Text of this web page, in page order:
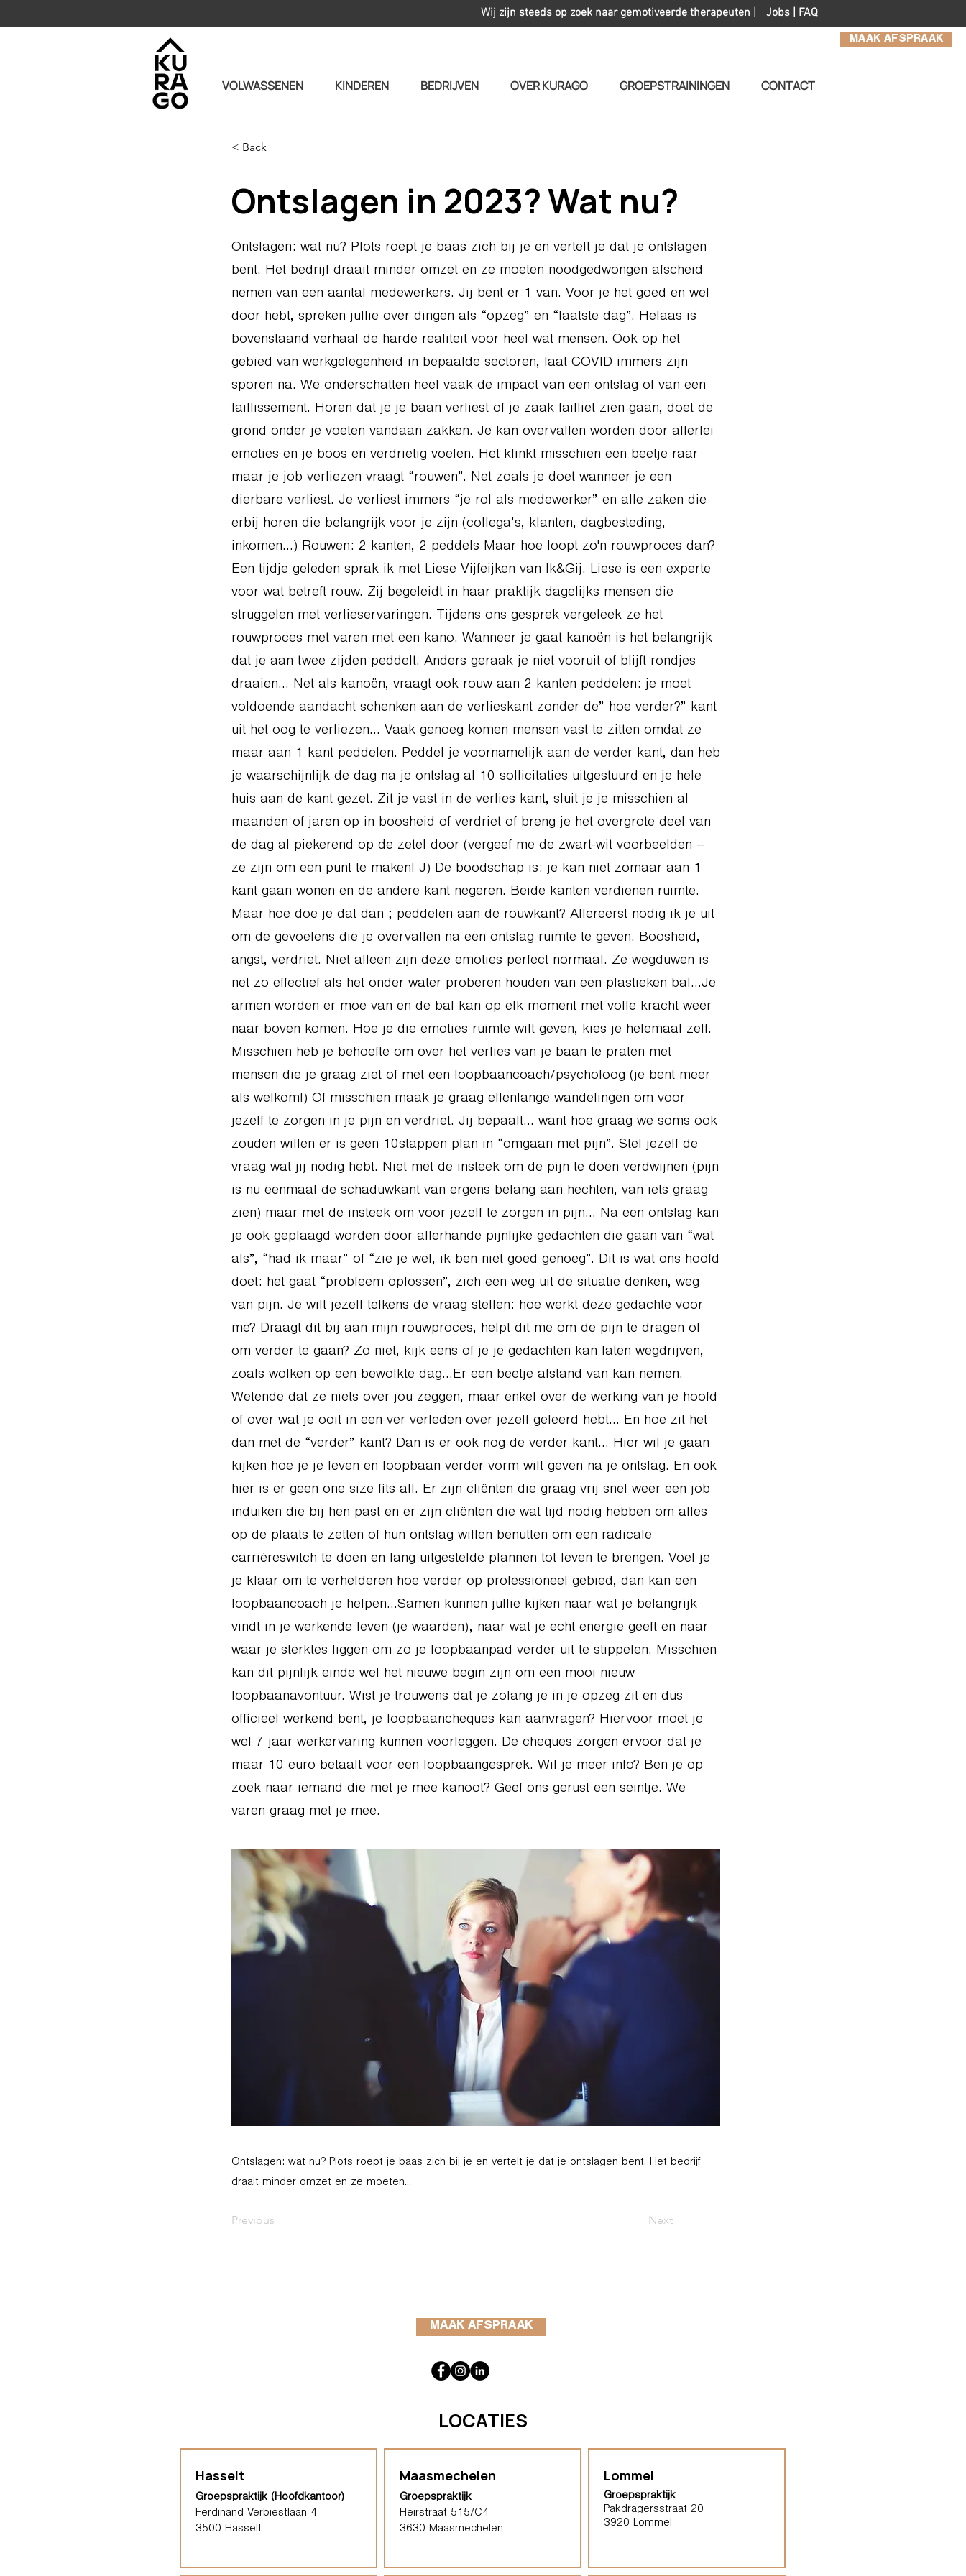
MAAK AFSPRAAK
Jobs | FAQ
Wij zijn steeds op zoek naar gemotiveerde therapeuten |
VOLWASSENEN KINDEREN BEDRIJVEN OVER KURAGO GROEPSTRAININGEN CONTACT
< Back
Ontslagen in 2023? Wat nu?
Ontslagen: wat nu? Plots roept je baas zich bij je en vertelt je dat je ontslagen
bent. Het bedrijf draait minder omzet en ze moeten noodgedwongen afscheid
nemen van een aantal medewerkers. Jij bent er 1 van. Voor je het goed en wel
door hebt, spreken jullie over dingen als “opzeg” en “laatste dag”. Helaas is
bovenstaand verhaal de harde realiteit voor heel wat mensen. Ook op het
gebied van werkgelegenheid in bepaalde sectoren, laat COVID immers zijn
sporen na. We onderschatten heel vaak de impact van een ontslag of van een
faillissement. Horen dat je je baan verliest of je zaak failliet zien gaan, doet de
grond onder je voeten vandaan zakken. Je kan overvallen worden door allerlei
emoties en je boos en verdrietig voelen. Het klinkt misschien een beetje raar
maar je job verliezen vraagt “rouwen”. Net zoals je doet wanneer je een
dierbare verliest. Je verliest immers “je rol als medewerker” en alle zaken die
erbij horen die belangrijk voor je zijn (collega’s, klanten, dagbesteding,
inkomen…) Rouwen: 2 kanten, 2 peddels Maar hoe loopt zo'n rouwproces dan?
Een tijdje geleden sprak ik met Liese Vijfeijken van Ik&Gij. Liese is een experte
voor wat betreft rouw. Zij begeleidt in haar praktijk dagelijks mensen die
struggelen met verlieservaringen. Tijdens ons gesprek vergeleek ze het
rouwproces met varen met een kano. Wanneer je gaat kanoën is het belangrijk
dat je aan twee zijden peddelt. Anders geraak je niet vooruit of blijft rondjes
draaien… Net als kanoën, vraagt ook rouw aan 2 kanten peddelen: je moet
voldoende aandacht schenken aan de verlieskant zonder de” hoe verder?” kant
uit het oog te verliezen… Vaak genoeg komen mensen vast te zitten omdat ze
maar aan 1 kant peddelen. Peddel je voornamelijk aan de verder kant, dan heb
je waarschijnlijk de dag na je ontslag al 10 sollicitaties uitgestuurd en je hele
huis aan de kant gezet. Zit je vast in de verlies kant, sluit je je misschien al
maanden of jaren op in boosheid of verdriet of breng je het overgrote deel van
de dag al piekerend op de zetel door (vergeef me de zwart-wit voorbeelden –
ze zijn om een punt te maken! J) De boodschap is: je kan niet zomaar aan 1
kant gaan wonen en de andere kant negeren. Beide kanten verdienen ruimte.
Maar hoe doe je dat dan ; peddelen aan de rouwkant? Allereerst nodig ik je uit
om de gevoelens die je overvallen na een ontslag ruimte te geven. Boosheid,
angst, verdriet. Niet alleen zijn deze emoties perfect normaal. Ze wegduwen is
net zo effectief als het onder water proberen houden van een plastieken bal…Je
armen worden er moe van en de bal kan op elk moment met volle kracht weer
naar boven komen. Hoe je die emoties ruimte wilt geven, kies je helemaal zelf.
Misschien heb je behoefte om over het verlies van je baan te praten met
mensen die je graag ziet of met een loopbaancoach/psycholoog (je bent meer
als welkom!) Of misschien maak je graag ellenlange wandelingen om voor
jezelf te zorgen in je pijn en verdriet. Jij bepaalt… want hoe graag we soms ook
zouden willen er is geen 10stappen plan in “omgaan met pijn”. Stel jezelf de
vraag wat jij nodig hebt. Niet met de insteek om de pijn te doen verdwijnen (pijn
is nu eenmaal de schaduwkant van ergens belang aan hechten, van iets graag
zien) maar met de insteek om voor jezelf te zorgen in pijn… Na een ontslag kan
je ook geplaagd worden door allerhande pijnlijke gedachten die gaan van “wat
als”, “had ik maar” of “zie je wel, ik ben niet goed genoeg”. Dit is wat ons hoofd
doet: het gaat “probleem oplossen”, zich een weg uit de situatie denken, weg
van pijn. Je wilt jezelf telkens de vraag stellen: hoe werkt deze gedachte voor
me? Draagt dit bij aan mijn rouwproces, helpt dit me om de pijn te dragen of
om verder te gaan? Zo niet, kijk eens of je je gedachten kan laten wegdrijven,
zoals wolken op een bewolkte dag…Er een beetje afstand van kan nemen.
Wetende dat ze niets over jou zeggen, maar enkel over de werking van je hoofd
of over wat je ooit in een ver verleden over jezelf geleerd hebt… En hoe zit het
dan met de “verder” kant? Dan is er ook nog de verder kant… Hier wil je gaan
kijken hoe je je leven en loopbaan verder vorm wilt geven na je ontslag. En ook
hier is er geen one size fits all. Er zijn cliënten die graag vrij snel weer een job
induiken die bij hen past en er zijn cliënten die wat tijd nodig hebben om alles
op de plaats te zetten of hun ontslag willen benutten om een radicale
carrièreswitch te doen en lang uitgestelde plannen tot leven te brengen. Voel je
je klaar om te verhelderen hoe verder op professioneel gebied, dan kan een
loopbaancoach je helpen…Samen kunnen jullie kijken naar wat je belangrijk
vindt in je werkende leven (je waarden), naar wat je echt energie geeft en naar
waar je sterktes liggen om zo je loopbaanpad verder uit te stippelen. Misschien
kan dit pijnlijk einde wel het nieuwe begin zijn om een mooi nieuw
loopbaanavontuur. Wist je trouwens dat je zolang je in je opzeg zit en dus
officieel werkend bent, je loopbaancheques kan aanvragen? Hiervoor moet je
wel 7 jaar werkervaring kunnen voorleggen. De cheques zorgen ervoor dat je
maar 10 euro betaalt voor een loopbaangesprek. Wil je meer info? Ben je op
zoek naar iemand die met je mee kanoot? Geef ons gerust een seintje. We
varen graag met je mee.
Ontslagen: wat nu? Plots roept je baas zich bij je en vertelt je dat je ontslagen bent. Het bedrijf
draait minder omzet en ze moeten...
Previous Next
MAAK AFSPRAAK
LOCATIES
Hasselt
Groepspraktijk (Hoofdkantoor)
Ferdinand Verbiestlaan 4
3500 Hasselt
Maasmechelen
Groepspraktijk
Heirstraat 515/C4
3630 Maasmechelen
Lommel
Groepspraktijk
Pakdragersstraat 20
3920 Lommel